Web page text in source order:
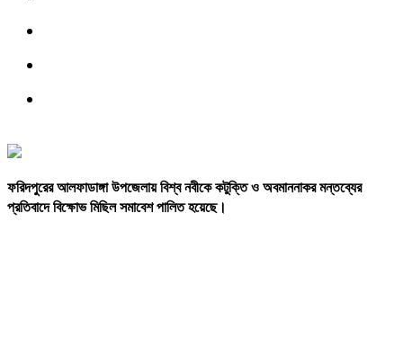
ফরিদপুরেরআলফাডাঙ্গাউপজেলায়বিশ্বনবীকেকটুক্তিওঅবমাননাকরমন্তব্যের
প্রতিবাদেবিক্ষোভমিছিলসমাবেশপালিতহয়েছে।